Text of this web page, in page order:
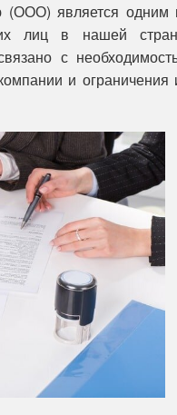
(ООО) является одним
лиц в нашей
с
и ограничения